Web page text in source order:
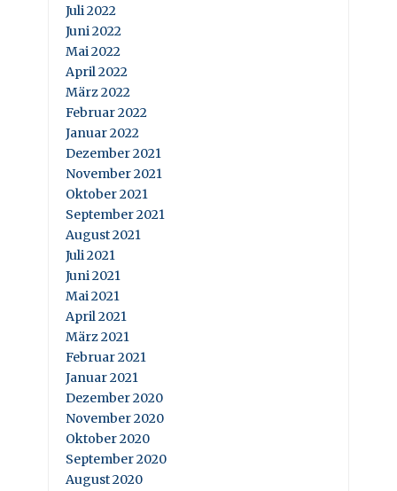
Juli 2022
Juni 2022
Mai 2022
April 2022
März 2022
Februar 2022
Januar 2022
Dezember 2021
November 2021
Oktober 2021
September 2021
August 2021
Juli 2021
Juni 2021
Mai 2021
April 2021
März 2021
Februar 2021
Januar 2021
Dezember 2020
November 2020
Oktober 2020
September 2020
August 2020